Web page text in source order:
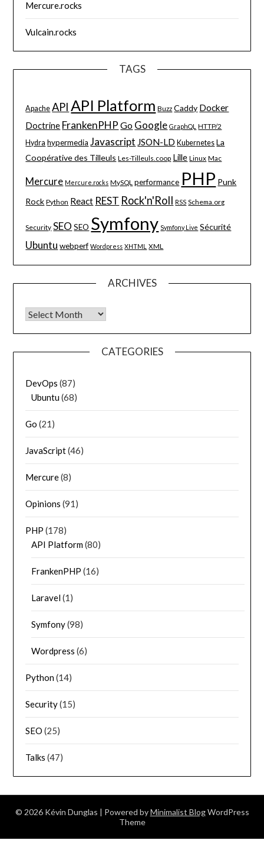
Mercure.rocks
Vulcain.rocks
TAGS
Apache API API Platform Buzz Caddy Docker
Doctrine FrankenPHP Go Google GraphQL HTTP/2
Hydra hypermedia Javascript JSON-LD Kubernetes La
Coopérative des Tilleuls Les-Tilleuls.coop Lille Linux Mac
Mercure Mercure.rocks MySQL performance PHP Punk
Rock Python React REST Rock'n'Roll RSS Schema.org
Security SEO SEO Symfony Symfony Live Sécurité
Ubuntu webperf Wordpress XHTML XML
ARCHIVES
Archives
CATEGORIES
DevOps (87)
Ubuntu(68)
Go (21)
JavaScript(46)
Mercure(8)
Opinions (91)
PHP (178)
API Platform(80)
FrankenPHP (16)
Laravel(1)
Symfony(98)
Wordpress (6)
Python(14)
Security(15)
SEO (25)
Talks (47)
© 2026 Kévin Dunglas | Powered byMinimalist BlogWordPress
Theme